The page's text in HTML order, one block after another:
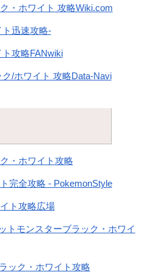
・ホワイト 攻略Wiki.com
迅速攻略-
攻略FANwiki
/ホワイト 攻略Data-Navi
・ホワイト攻略
完全攻略 - PokemonStyle
ト攻略広場
トモンスターブラック・ホワイ
ック・ホワイト攻略